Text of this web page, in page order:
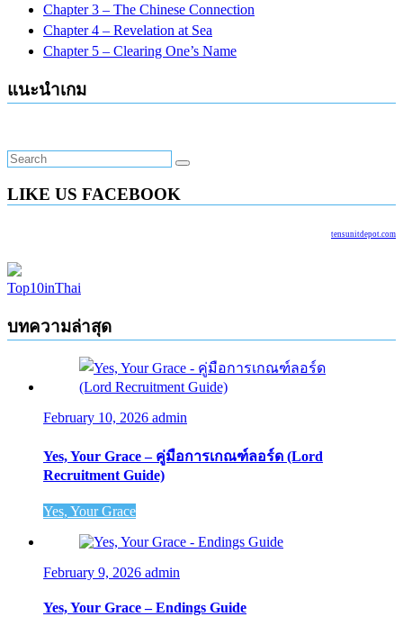
Chapter 3 – The Chinese Connection
Chapter 4 – Revelation at Sea
Chapter 5 – Clearing One’s Name
แนะนำเกม
LIKE US FACEBOOK
tensunitdepot.com
Top10inThai
บทความล่าสุด
February 10, 2026 admin
Yes, Your Grace – คู่มือการเกณฑ์ลอร์ด (Lord
Recruitment Guide)
Yes, Your Grace
February 9, 2026 admin
Yes, Your Grace – Endings Guide